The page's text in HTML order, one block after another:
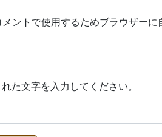
メントで使用するためブラウザーに
れた文字を入力してください。